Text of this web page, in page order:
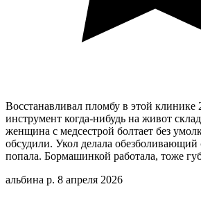
Восстанавливал пломбу в этой клинике
инструмент когда-нибудь на живот
женщина с медсестрой болтает без
обсудили. Укол делала обезболивающий
попала. Бормашинкой работала, тоже
альбина р. 8 апреля 2026